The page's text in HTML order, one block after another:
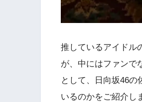
推しているアイドル
が、中にはファンで
として、日向坂46
いるのかをご紹介し